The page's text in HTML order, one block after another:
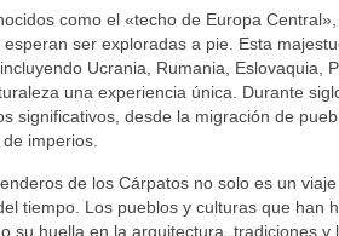
como el «techo de Europa
ser exploradas a pie. Esta
Ucrania, Rumania, Eslovaquia,
una experiencia única. Durante
significativos, desde la migración de
imperios.
de los Cárpatos no solo es un
tiempo. Los pueblos y culturas que han
su huella en la arquitectura, tradiciones y